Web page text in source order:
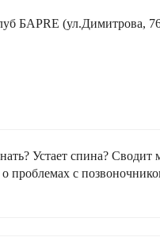
БАРRE (ул.Димитрова,
Устает спина?
проблемах с